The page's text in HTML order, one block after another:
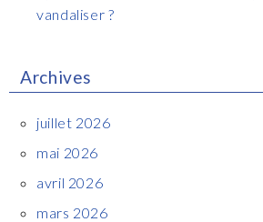
vandaliser ?
Archives
juillet 2026
mai 2026
avril 2026
mars 2026